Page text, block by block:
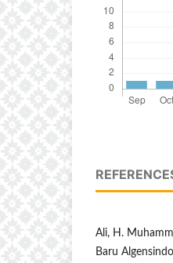
Ali, H.
Baru Algensindo